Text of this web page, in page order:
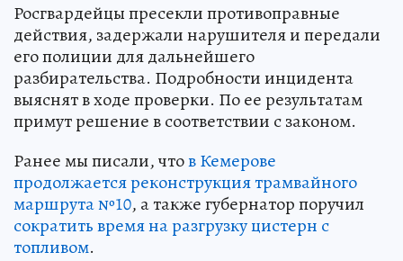
Росгвардейцы пресекли противоправные
действия, задержали нарушителя и передали
его полиции для дальнейшего
разбирательства. Подробности инцидента
выяснят в ходе проверки. По ее результатам
примут решение в соответствии с законом.
Ранее мы писали, чтов Кемерове
продолжается реконструкция трамвайного
маршрута №10, а также губернатор поручил
сократить время на разгрузку цистерн с
топливом.